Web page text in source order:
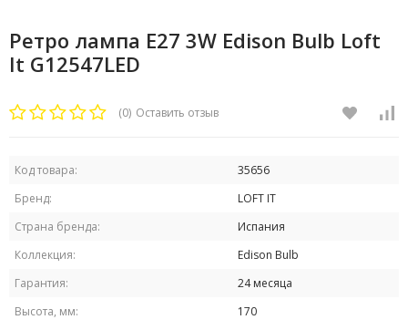
Ретро лампа E27 3W Edison Bulb Loft
It G12547LED
(0) Оставить отзыв
Код товара:
35656
Бренд:
LOFT IT
Страна бренда:
Испания
Коллекция:
Edison Bulb
Гарантия:
24 месяца
Высота, мм:
170